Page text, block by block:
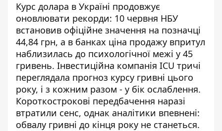
Курс долара в Україні продовжує
оновлювати рекорди: 10 червня НБУ
встановив офіційне значення на позначці
44,84 грн, а в банках ціна продажу впритул
наблизилась до психологічної межі у 45
гривень. Інвестиційна компанія ICU тричі
переглядала прогноз курсу гривні цього
року, і з кожним разом - у бік ослаблення.
Короткострокові передбачення наразі
втратили сенс, однак аналітики впевнені:
обвалу гривні до кінця року не станеться.